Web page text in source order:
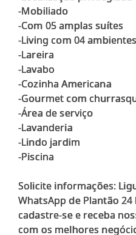
-Mobiliado
-Com 05 amplas suítes
-Living com 04 ambientes
-Lareira
-Lavabo
-Cozinha Americana
-Gourmet com
-Área de serviço
-Lavanderia
-Lindo jardim
-Piscina
Solicite informações:
WhatsApp de Plantão
cadastre-se e receba
com os melhores